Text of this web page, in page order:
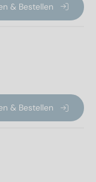
& Bestellen
& Bestellen